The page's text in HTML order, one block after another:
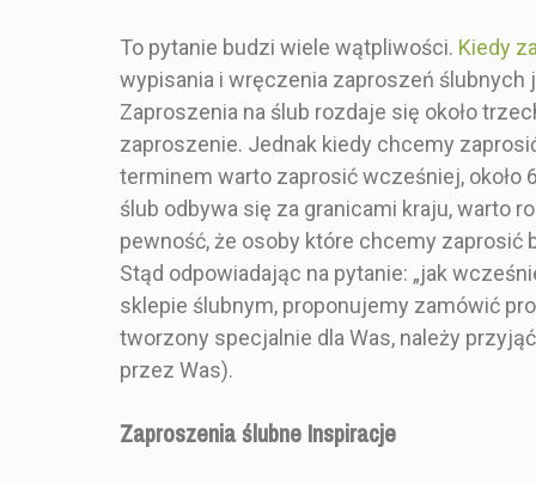
To pytanie budzi wiele wątpliwości. Kiedy
wypisania i wręczenia zaproszeń ślubnych
Zaproszenia na ślub rozdaje się około
zaproszenie. Jednak kiedy chcemy
terminem warto zaprosić wcześniej, około
ślub odbywa się za granicami kraju, warto
pewność, że osoby które chcemy zaprosić
Stąd odpowiadając na pytanie: „jak
sklepie ślubnym, proponujemy zamówić
tworzony specjalnie dla Was, należy
przez Was).
Zaproszenia ślubne Inspiracje
STYL Klasyczny
KOLOR
ROZMIAR bilecik
KSZTAŁT
ZESTAW ZAWIERA